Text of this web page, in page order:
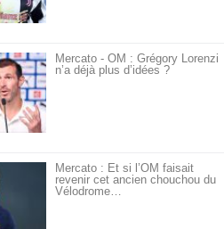
Mercato - OM : Grégory Lorenzi
n’a déjà plus d’idées ?
Mercato : Et si l’OM faisait
revenir cet ancien chouchou du
Vélodrome…